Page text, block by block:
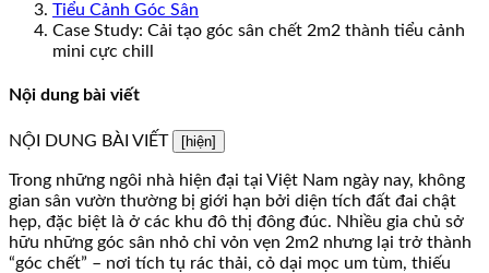
Tiểu Cảnh Góc Sân
Case Study: Cải tạo góc sân chết 2m2 thành tiểu cảnh
mini cực chill
Nội dung bài viết
NỘI DUNG BÀI VIẾT [hiện]
Trong những ngôi nhà hiện đại tại Việt Nam ngày nay, không
gian sân vườn thường bị giới hạn bởi diện tích đất đai chật
hẹp, đặc biệt là ở các khu đô thị đông đúc. Nhiều gia chủ sở
hữu những góc sân nhỏ chỉ vỏn vẹn 2m2 nhưng lại trở thành
“góc chết” – nơi tích tụ rác thải, cỏ dại mọc um tùm, thiếu